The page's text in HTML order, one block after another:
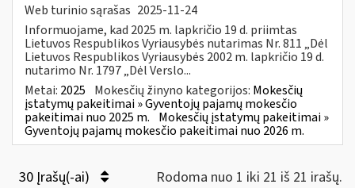
Web turinio sąrašas 2025-11-24
Informuojame, kad 2025 m. lapkričio 19 d. priimtas
Lietuvos Respublikos Vyriausybės nutarimas Nr. 811 „Dėl
Lietuvos Respublikos Vyriausybės 2002 m. lapkričio 19 d.
nutarimo Nr. 1797 „Dėl Verslo...
Metai: 2025 Mokesčių žinyno kategorijos: Mokesčių
įstatymų pakeitimai » Gyventojų pajamų mokesčio
pakeitimai nuo 2025 m. Mokesčių įstatymų pakeitimai »
Gyventojų pajamų mokesčio pakeitimai nuo 2026 m.
30 Įrašų(-ai) Rodoma nuo 1 iki 21 iš 21 irašų.